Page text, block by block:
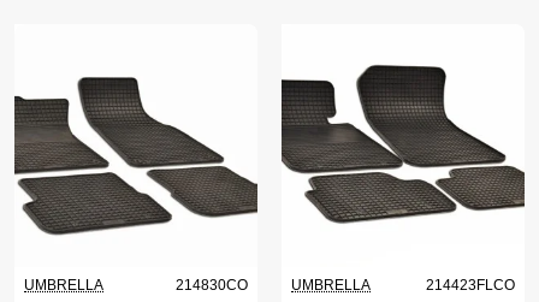
UMBRELLA 214830CO UMBRELLA 214423FLCO